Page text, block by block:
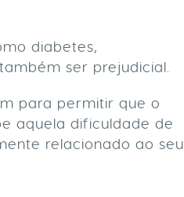
diabetes,
ser prejudicial.
para permitir que o
aquela dificuldade de
relacionado ao seu